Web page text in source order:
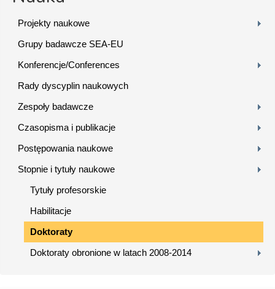
Projekty naukowe
Grupy badawcze SEA-EU
Konferencje/Conferences
Rady dyscyplin naukowych
Zespoły badawcze
Czasopisma i publikacje
Postępowania naukowe
Stopnie i tytuły naukowe
Tytuły profesorskie
Habilitacje
Doktoraty
Doktoraty obronione w latach 2008-2014